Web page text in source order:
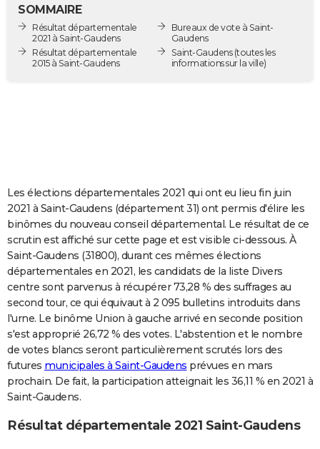
Destinations
City break
Voyage nature
Voyage de noces
Forum
Climat
GUIDES D'ACHAT
COPAINS D'AVANT
AVIS DE DÉCÈS
Bricolage
Lifestyle
Culture
Sport
Auto
Television
Voyage
Cinema
SOMMAIRE
Résultat départementale
2021 à Saint-Gaudens
Résultat départementale
2015 à Saint-Gaudens
Bureaux de vote à Saint-
Gaudens
Saint-Gaudens(toutes les
informations sur la ville)
Les élections départementales 2021 qui ont eu lieu fin juin
2021 à Saint-Gaudens (département 31) ont permis d'élire les
binômes du nouveau conseil départemental. Le résultat de ce
scrutin est affiché sur cette page et est visible ci-dessous. À
Saint-Gaudens (31800), durant ces mêmes élections
départementales en 2021, les candidats de la liste Divers
centre sont parvenus à récupérer 73,28 % des suffrages au
second tour, ce qui équivaut à 2 095 bulletins introduits dans
l'urne. Le binôme Union à gauche arrivé en seconde position
s'est approprié 26,72 % des votes. L'abstention et le nombre
de votes blancs seront particulièrement scrutés lors des
futures municipales à Saint-Gaudens prévues en mars
prochain. De fait, la participation atteignait les 36,11 % en 2021 à
Saint-Gaudens.
Résultat départementale 2021 Saint-Gaudens